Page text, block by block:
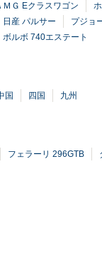
ＭＧ Eクラスワゴン
日産 パルサー プジョ
ボルボ 740エステート
国 四国 九州
フェラーリ 296GTB